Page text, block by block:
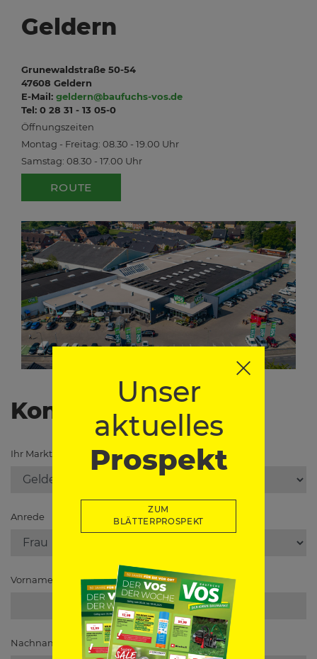
Unser
aktuelles
Prospekt
ZUM
BLÄTTERPROSPEKT
Geldern
Grunewaldstraße 50-54
47608 Geldern
E-Mail: geldern@baufuchs-vos.de
Tel: 0 28 31 - 13 05-0
Öffnungszeiten
Montag - Freitag: 08.30 - 19.00 Uhr
Samstag: 08.30 - 17.00 Uhr
ROUTE
Kontaktformular
Ihr Markt in
Anrede
Vorname
Nachname